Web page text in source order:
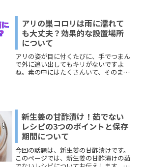
ちゃがおいしくない場合の理由を探って
いきます。また、甘くない...
アリの巣コロリは雨に濡れて
も大丈夫？効果的な設置場所
について
アリの姿が目に付くたびに、手でつまん
で外に追い出してもキリがないですよ
ね。素の中にはたくさんいて、そのまま
新生姜の甘酢漬け！茹でない
レシピの3つのポイントと保存
期間について
今回の話題は、新生姜の甘酢漬けです。
このページでは、新生姜の甘酢漬けの茹